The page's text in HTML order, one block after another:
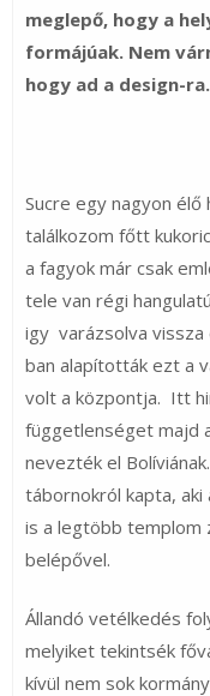
meglepő, hogy a
formájúak. Nem
hogy ad a design-ra.
Sucre egy nagyon
találkozom főtt
a fagyok már csak
tele van régi
igy varázsolva vissza
ban alapították ezt a
volt a központja. Itt
függetlenséget majd
nevezték el
tábornokról kapta,
is a legtöbb templom
belépővel.
Állandó vetélkedés
melyiket tekintsék
kívül nem sok